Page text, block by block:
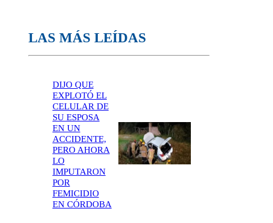
LAS MÁS LEÍDAS
DIJO QUE
EXPLOTÓ EL
CELULAR DE
SU ESPOSA
EN UN
ACCIDENTE,
PERO AHORA
LO
IMPUTARON
POR
FEMICIDIO
EN CÓRDOBA